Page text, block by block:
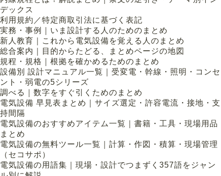
デックス
利用規約／特定商取引法に基づく表記
実務・事例｜いま設計する人のためのまとめ
新人教育｜これから電気設備を覚える人のまとめ
総合案内｜目的からたどる、まとめページの地図
規程・規格｜根拠を確かめるためのまとめ
設備別 設計マニュアル一覧｜受変電・幹線・照明・コンセ
ント・弱電の5シリーズ
調べる｜数字をすぐ引くためのまとめ
電気設備 早見表まとめ｜サイズ選定・許容電流・接地・支
持間隔
電気設備のおすすめアイテム一覧｜書籍・工具・現場用品
まとめ
電気設備の無料ツール一覧｜計算・作図・積算・現場管理
（セコサポ）
電気設備の用語集｜現場・設計でつまずく357語をジャン